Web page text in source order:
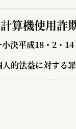
算機使用詐
決平成18・2・14
的法益に対する